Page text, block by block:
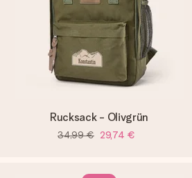
Rucksack - Olivgrün
34,99 € 29,74 €